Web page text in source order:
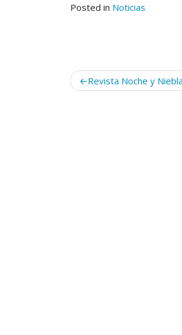
Posted in Noticias
Navegación
Revista Noche y